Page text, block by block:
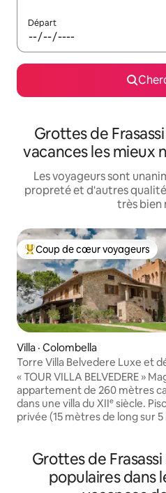
Départ
Grottes de
vacances les mieux
Les voyageurs sont
propreté et d'autres
très bien
Coup de cœur voyageurs
Coup de cœur voyageurs
Villa · Colombella
Torre Villa Belvedere Luxe et détente
avec piscine
« TOUR VILLA BELVEDERE »
appartement de 260 mètres
dans une villa du XIIᵉ siècle.
privée (15 mètres de long sur
barbecue, salle de sport et
détente à l'intérieur de la tour.
Stationnement privé pratique
Grottes de
populaires dans